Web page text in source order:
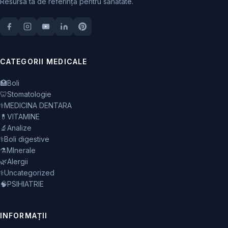
CATEGORII MEDICALE
🏥Boli
🦷Stomatologie
⚕️MEDICINA DENTARA
💊 VITAMINE
🔬Analize
⚕️Boli digestive
⚗️MInerale
🌿Alergii
⚕️Uncategorized
🧠PSIHIATRIE
INFORMAȚII